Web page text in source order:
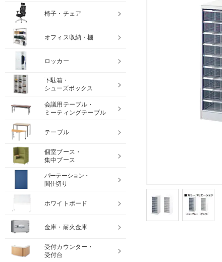
椅子・チェア
オフィス収納・棚
ロッカー
下駄箱・
シューズボックス
会議用テーブル・
ミーティングテーブル
テーブル
個室ブース・
集中ブース
パーテーション・
間仕切り
ホワイトボード
金庫・耐火金庫
受付カウンター・
受付台